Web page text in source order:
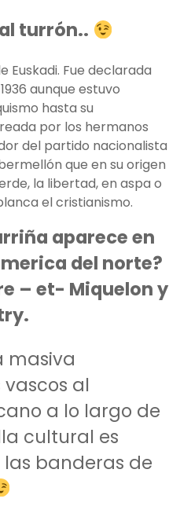
turrón..
Euskadi. Fue declarada
aunque estuvo
hasta su
por los hermanos
del partido nacionalista
que en su origen
la libertad, en aspa o
el cristianismo.
aparece en
del norte?
– et- Miquelon y
masiva
al
a lo largo de
cultural es
banderas de